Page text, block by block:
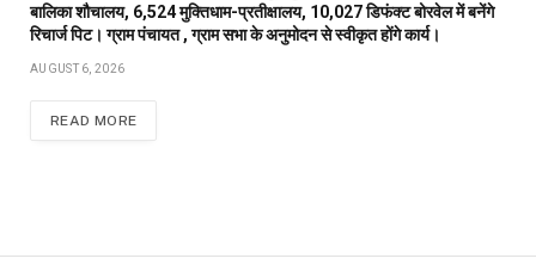
बालिका शौचालय, 6,524 मुक्तिधाम-प्रतीक्षालय, 10,027 डिफंक्ट बोरवेल में बनेंगे
रिचार्ज पिट। ग्राम पंचायत , ग्राम सभा के अनुमोदन से स्वीकृत होंगे कार्य।
AUGUST 6, 2026
READ MORE